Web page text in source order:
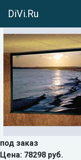
DiVi.Ru
под заказ
Цена: 78298 руб.